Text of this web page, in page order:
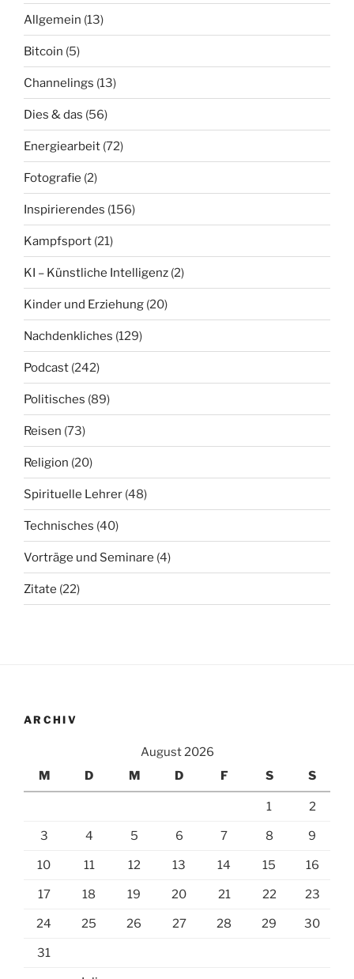
Allgemein (13)
Bitcoin (5)
Channelings (13)
Dies & das (56)
Energiearbeit (72)
Fotografie (2)
Inspirierendes (156)
Kampfsport (21)
KI – Künstliche Intelligenz (2)
Kinder und Erziehung (20)
Nachdenkliches (129)
Podcast (242)
Politisches (89)
Reisen (73)
Religion (20)
Spirituelle Lehrer (48)
Technisches (40)
Vorträge und Seminare (4)
Zitate (22)
ARCHIV
August 2026
M
D M D F S S
1 2
3 4 5 6 7 8 9
10 11 12 13 14 15 16
17 18 19 20 21 22 23
24 25 26 27 28 29 30
31